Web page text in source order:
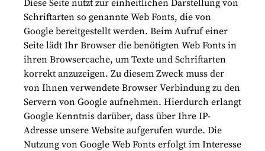
Diese Seite nutzt zur einheitlichen Darstellung von
Schriftarten so genannte Web Fonts, die von
Google bereitgestellt werden. Beim Aufruf einer
Seite lädt Ihr Browser die benötigten Web Fonts in
ihren Browsercache, um Texte und Schriftarten
korrekt anzuzeigen. Zu diesem Zweck muss der
von Ihnen verwendete Browser Verbindung zu den
Servern von Google aufnehmen. Hierdurch erlangt
Google Kenntnis darüber, dass über Ihre IP-
Adresse unsere Website aufgerufen wurde. Die
Nutzung von Google Web Fonts erfolgt im Interesse